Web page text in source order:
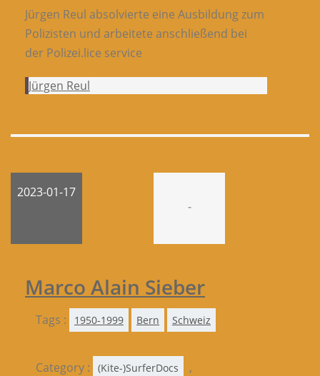
Jürgen Reul absolvierte eine Ausbildung zum
Polizisten und arbeitete anschließend bei
der Polizei.lice service
Jürgen Reul
2023-01-17
-
Marco Alain Sieber
Tags : 1950-1999 Bern Schweiz
Category : (Kite-)SurferDocs ,